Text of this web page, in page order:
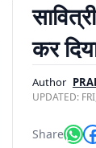
कर
Author
UPDATED:
Share